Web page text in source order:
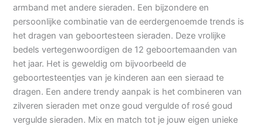
armband met andere sieraden. Een bijzondere en
persoonlijke combinatie van de eerdergenoemde trends is
het dragen van geboortesteen sieraden. Deze vrolijke
bedels vertegenwoordigen de 12 geboortemaanden van
het jaar. Het is geweldig om bijvoorbeeld de
geboortesteentjes van je kinderen aan een sieraad te
dragen. Een andere trendy aanpak is het combineren van
zilveren sieraden met onze goud vergulde of rosé goud
vergulde sieraden. Mix en match tot je jouw eigen unieke